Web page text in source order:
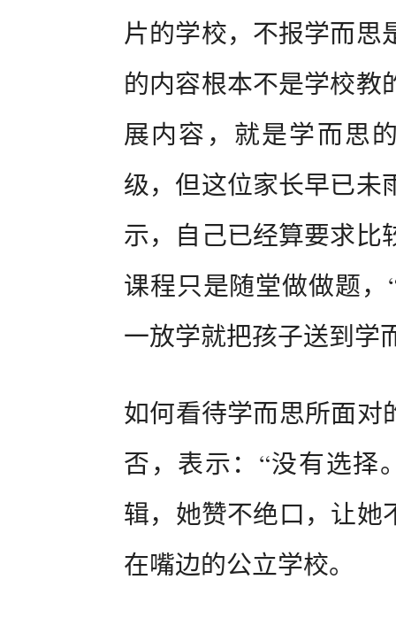
片的学校，不报学而思
的内容根本不是学校教
展内容，就是学而思
级，但这位家长早已未
示，自己已经算要求比
课程只是随堂做做题
一放学就把孩子送到学
如何看待学而思所面对
否，表示：“没有选择
辑，她赞不绝口，让她
在嘴边的公立学校。